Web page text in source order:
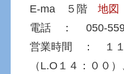
E-ma ５階地図
電話 ： 050-
営業時間 ： １１
（L.O１４：００